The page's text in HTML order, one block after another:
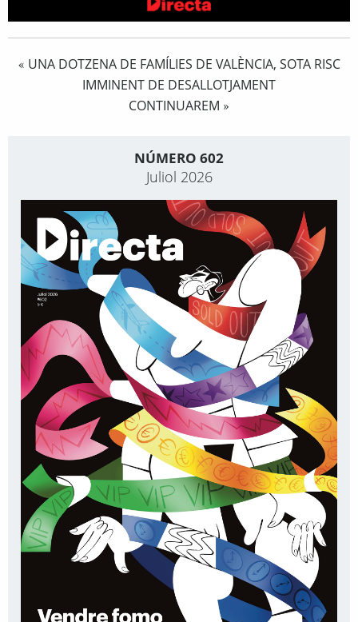
« UNA DOTZENA DE FAMÍLIES DE VALÈNCIA, SOTA RISC
IMMINENT DE DESALLOTJAMENT
CONTINUAREM »
NÚMERO 602
Juliol 2026